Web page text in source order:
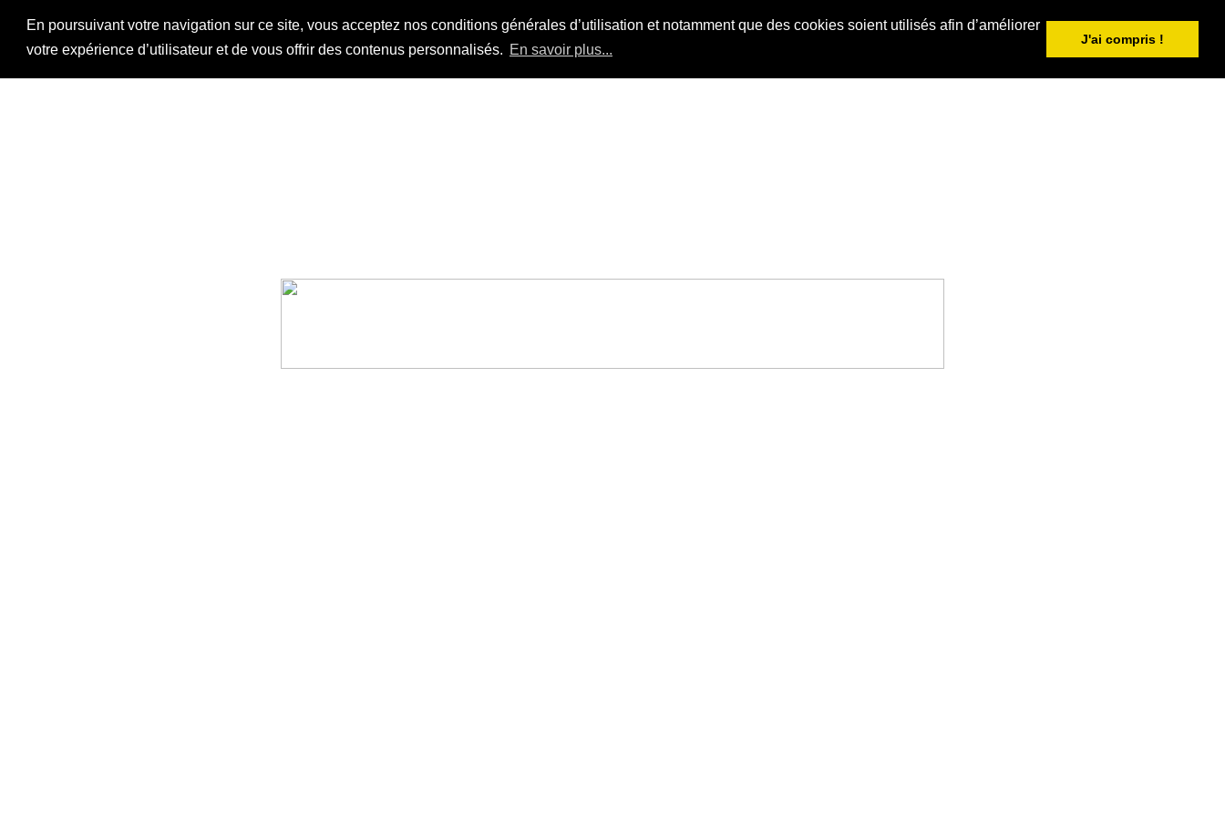
En poursuivant votre navigation sur ce site, vous acceptez nos conditions générales d’utilisation et notamment que des cookies soient utilisés afin d’améliorer
votre expérience d’utilisateur et de vous offrir des contenus personnalisés. En savoir plus...
J'ai compris !